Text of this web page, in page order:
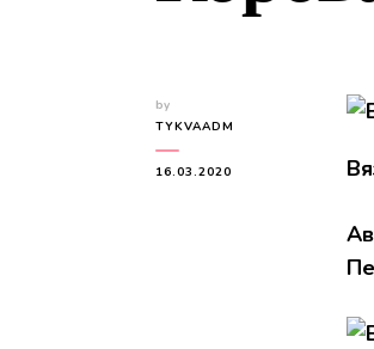
by
TYKVAADM
16.03.2020